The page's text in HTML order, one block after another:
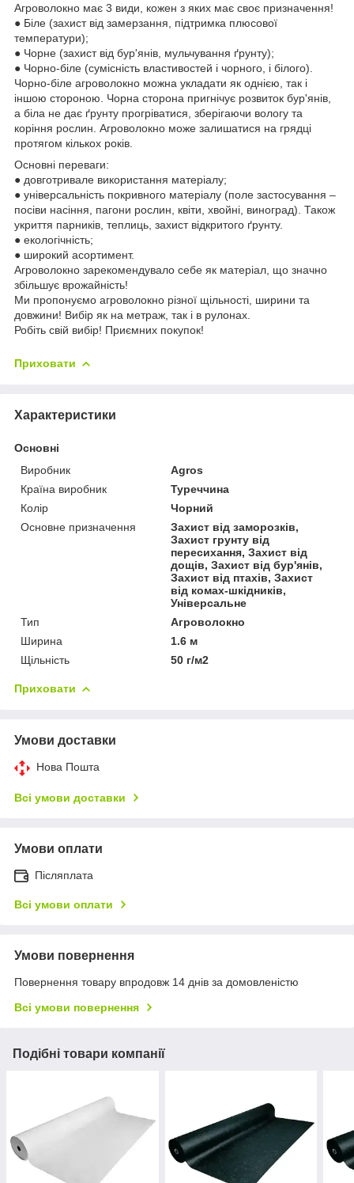
Агроволокно має 3 види, кожен з яких має своє призначення!
● Біле (захист від замерзання, підтримка плюсової
температури);
● Чорне (захист від бур'янів, мульчування ґрунту);
● Чорно-біле (сумісність властивостей і чорного, і білого).
Чорно-біле агроволокно можна укладати як однією, так і
іншою стороною. Чорна сторона пригнічує розвиток бур'янів,
а біла не дає ґрунту прогріватися, зберігаючи вологу та
коріння рослин. Агроволокно може залишатися на грядці
протягом кількох років.
Основні переваги:
● довготривале використання матеріалу;
● універсальність покривного матеріалу (поле застосування –
посіви насіння, пагони рослин, квіти, хвойні, виноград). Також
укриття парників, теплиць, захист відкритого ґрунту.
● екологічність;
● широкий асортимент.
Агроволокно зарекомендувало себе як матеріал, що значно
збільшує врожайність!
Ми пропонуємо агроволокно різної щільності, ширини та
довжини! Вибір як на метраж, так і в рулонах.
Робіть свій вибір! Приємних покупок!
Приховати
Характеристики
Основні
Виробник
Agros
Країна виробник
Туреччина
Колір
Чорний
Основне призначення
Захист від заморозків,
Захист грунту від
пересихання, Захист від
дощів, Захист від бур'янів,
Захист від птахів, Захист
від комах-шкідників,
Універсальне
Тип
Агроволокно
Ширина
1.6 м
Щільність
50 г/м2
Приховати
Умови доставки
Нова Пошта
Всі умови доставки
Умови оплати
Післяплата
Всі умови оплати
Умови повернення
Повернення товару впродовж 14 днів за домовленістю
Всі умови повернення
Подібні товари компанії